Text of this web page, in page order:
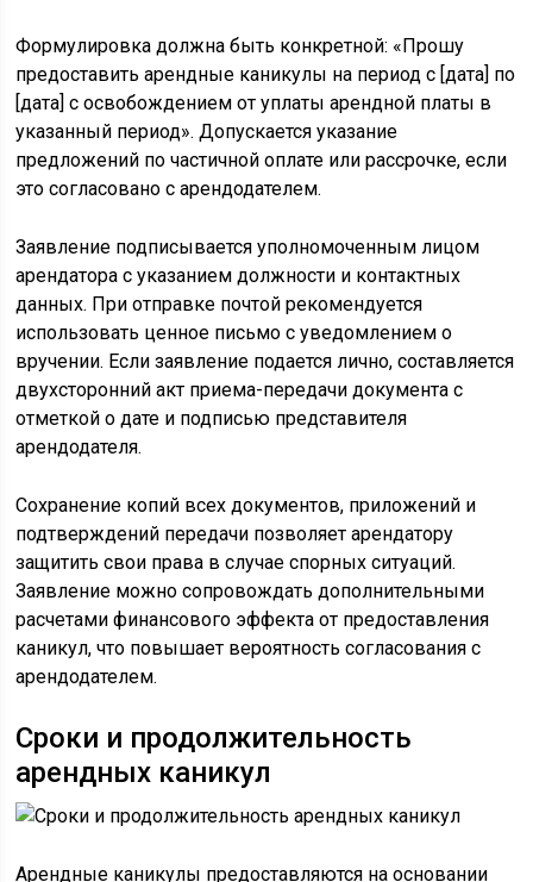
Формулировка должна быть конкретной: «Прошу
предоставить арендные каникулы на период с [дата] по
[дата] с освобождением от уплаты арендной платы в
указанный период». Допускается указание
предложений по частичной оплате или рассрочке, если
это согласовано с арендодателем.
Заявление подписывается уполномоченным лицом
арендатора с указанием должности и контактных
данных. При отправке почтой рекомендуется
использовать ценное письмо с уведомлением о
вручении. Если заявление подается лично, составляется
двухсторонний акт приема-передачи документа с
отметкой о дате и подписью представителя
арендодателя.
Сохранение копий всех документов, приложений и
подтверждений передачи позволяет арендатору
защитить свои права в случае спорных ситуаций.
Заявление можно сопровождать дополнительными
расчетами финансового эффекта от предоставления
каникул, что повышает вероятность согласования с
арендодателем.
Сроки и продолжительность
арендных каникул
Арендные каникулы предоставляются на основании